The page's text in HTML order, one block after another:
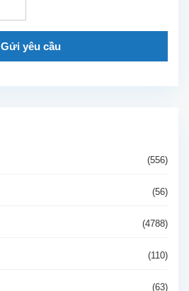
Gửi yêu cầu
(556)
(56)
(4788)
(110)
(63)